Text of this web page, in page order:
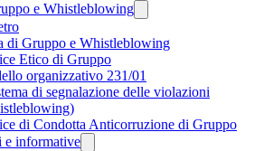
e Whistleblowing
di Gruppo e Whistleblowing
Etico di Gruppo
organizzativo 231/01
di segnalazione delle violazioni
di Condotta Anticorruzione di Gruppo
e informative